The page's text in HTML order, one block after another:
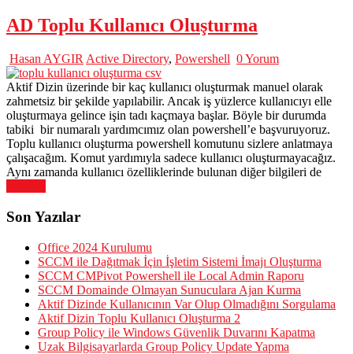
AD Toplu Kullanıcı Oluşturma
Hasan AYGIR Active Directory, Powershell 0 Yorum
Aktif Dizin üzerinde bir kaç kullanıcı oluşturmak manuel olarak
zahmetsiz bir şekilde yapılabilir. Ancak iş yüzlerce kullanıcıyı elle
oluşturmaya gelince işin tadı kaçmaya başlar. Böyle bir durumda
tabiki bir numaralı yardımcımız olan powershell’e başvuruyoruz.
Toplu kullanıcı oluşturma powershell komutunu sizlere anlatmaya
çalışacağım. Komut yardımıyla sadece kullanıcı oluşturmayacağız.
Aynı zamanda kullanıcı özelliklerinde bulunan diğer bilgileri de
Son Yazılar
Office 2024 Kurulumu
SCCM ile Dağıtmak İçin İşletim Sistemi İmajı Oluşturma
SCCM CMPivot Powershell ile Local Admin Raporu
SCCM Domainde Olmayan Sunuculara Ajan Kurma
Aktif Dizinde Kullanıcının Var Olup Olmadığını Sorgulama
Aktif Dizin Toplu Kullanıcı Oluşturma 2
Group Policy ile Windows Güvenlik Duvarını Kapatma
Uzak Bilgisayarlarda Group Policy Update Yapma